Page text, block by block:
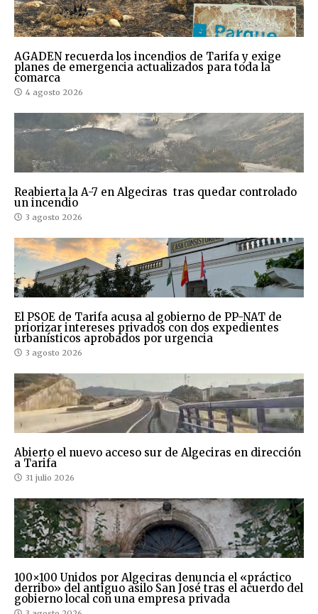
AGADEN recuerda los incendios de Tarifa y exige
planes de emergencia actualizados para toda la
comarca
4 agosto 2026
Reabierta la A-7 en Algeciras tras quedar controlado
un incendio
3 agosto 2026
El PSOE de Tarifa acusa al gobierno de PP-NAT de
priorizar intereses privados con dos expedientes
urbanísticos aprobados por urgencia
3 agosto 2026
Abierto el nuevo acceso sur de Algeciras en dirección
a Tarifa
31 julio 2026
100×100 Unidos por Algeciras denuncia el «práctico
derribo» del antiguo asilo San José tras el acuerdo del
gobierno local con una empresa privada